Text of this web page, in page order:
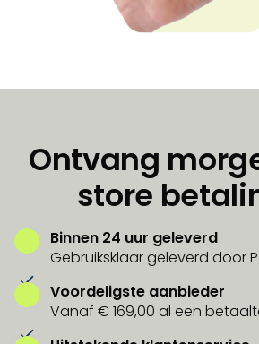
Ontvang
store
Binnen 24 uur geleverd
Gebruiksklaar geleverd door
Voordeligste aanbieder
Vanaf € 169,00 al een